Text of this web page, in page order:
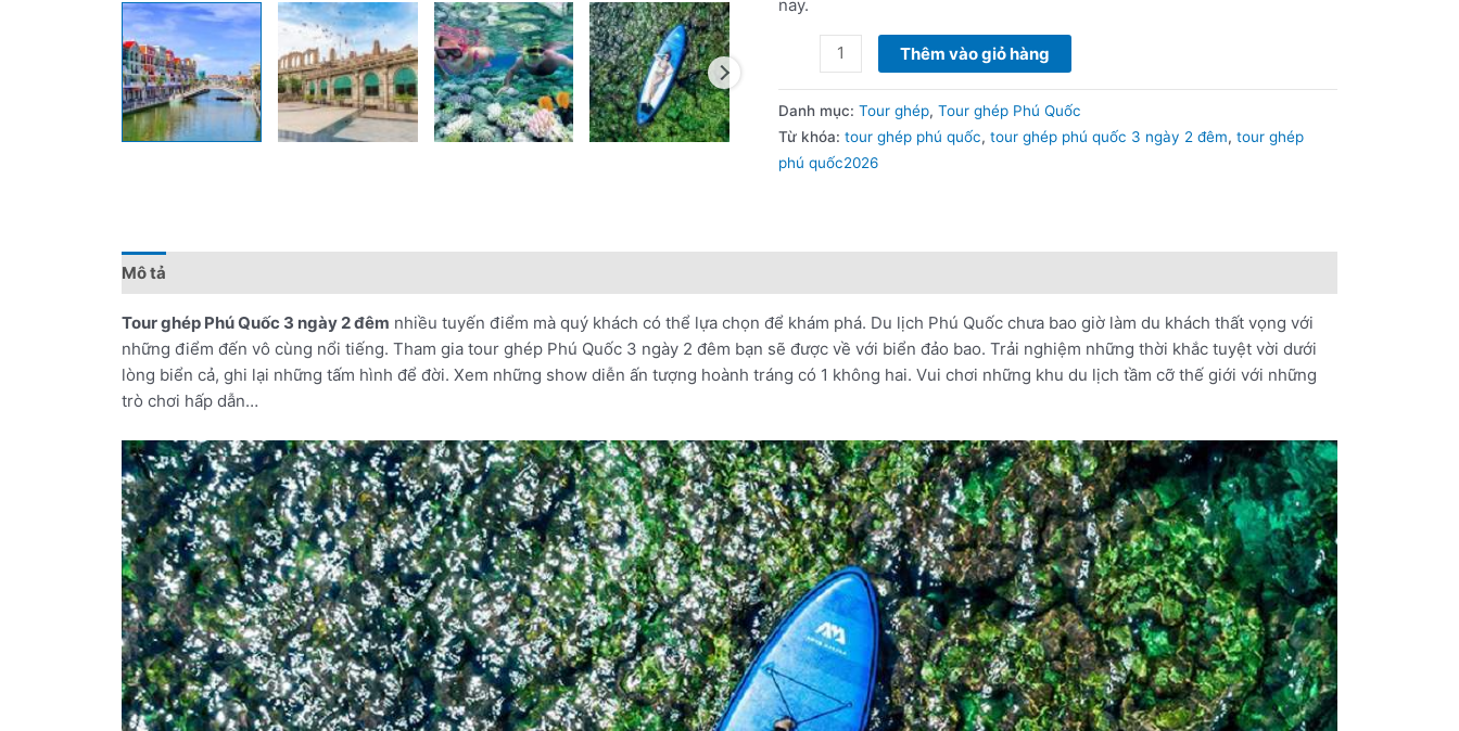
Thêm vào giỏ hàng
Danh mục:Tour ghép,Tour ghép Phú Quốc
Từ khóa:tour ghép phú quốc,tour ghép phú quốc 3 ngày 2 đêm
phú quốc2026
Mô tả Đánh giá (0) Chính sách giá Điểm nổi bật Lưu ý khi đặt tour
Tour ghép Phú Quốc 3 ngày 2 đêmnhiều tuyến điểm mà quý khách có thể lựa chọn để khám phá. Du lịch Phú Quốc chưa bao giờ làm du khách thất vọng với
những điểm đến vô cùng nổi tiếng. Tham gia tour ghép Phú Quốc 3 ngày 2 đêm bạn sẽ được về với biển đảo bao. Trải nghiệm những thời khắc tuyệt vời dưới
lòng biển cả, ghi lại những tấm hình để đời. Xem những show diễn ấn tượng hoành tráng có 1 không hai. Vui chơi những khu du lịch tầm cỡ thế giới với những
trò chơi hấp dẫn…